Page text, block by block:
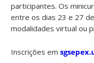
participantes. Os
entre os dias 23 e 27
modalidades virtual ou
Inscrições em